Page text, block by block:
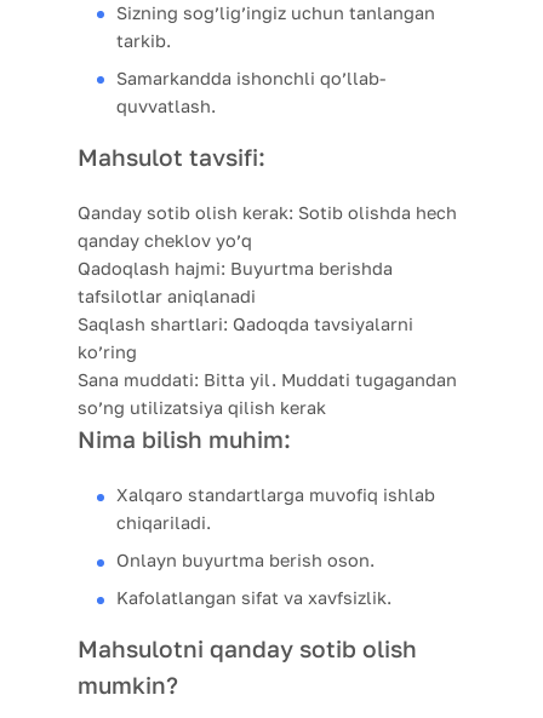
Sizning sog’lig’ingiz uchun tanlangan
tarkib.
Samarkandda ishonchli qo’llab-
quvvatlash.
Mahsulot tavsifi:
Qanday sotib olish kerak: Sotib olishda hech
qanday cheklov yo’q
Qadoqlash hajmi: Buyurtma berishda
tafsilotlar aniqlanadi
Saqlash shartlari: Qadoqda tavsiyalarni
ko’ring
Sana muddati: Bitta yil. Muddati tugagandan
so’ng utilizatsiya qilish kerak
Nima bilish muhim:
Xalqaro standartlarga muvofiq ishlab
chiqariladi.
Onlayn buyurtma berish oson.
Kafolatlangan sifat va xavfsizlik.
Mahsulotni qanday sotib olish
mumkin?